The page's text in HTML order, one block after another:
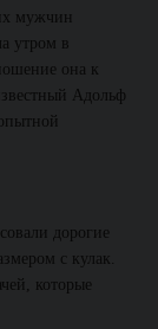
мужчин
утром в
она к
Адольф
дорогие
с кулак.
которые